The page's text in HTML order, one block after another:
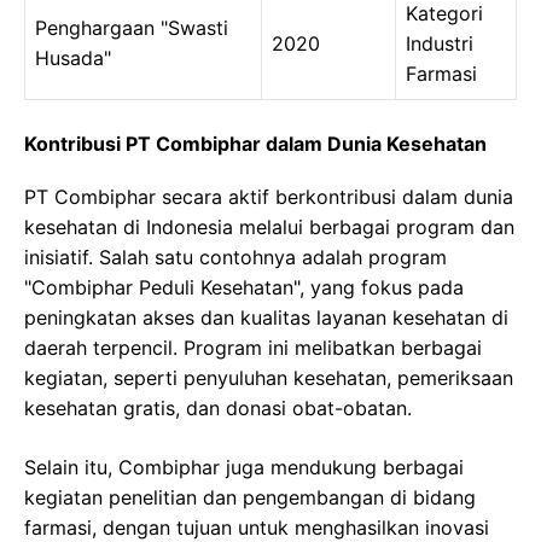
Penghargaan "Swasti
Husada"
2020
Kategori
Industri
Farmasi
Kontribusi PT Combiphar dalam Dunia Kesehatan
PT Combiphar secara aktif berkontribusi dalam dunia
kesehatan di Indonesia melalui berbagai program dan
inisiatif. Salah satu contohnya adalah program
"Combiphar Peduli Kesehatan", yang fokus pada
peningkatan akses dan kualitas layanan kesehatan di
daerah terpencil. Program ini melibatkan berbagai
kegiatan, seperti penyuluhan kesehatan, pemeriksaan
kesehatan gratis, dan donasi obat-obatan.
Selain itu, Combiphar juga mendukung berbagai
kegiatan penelitian dan pengembangan di bidang
farmasi, dengan tujuan untuk menghasilkan inovasi